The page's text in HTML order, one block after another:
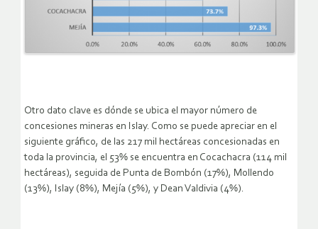
Otro dato clave es dónde se ubica el mayor número de
concesiones mineras en Islay. Como se puede apreciar en el
siguiente gráfico, de las 217 mil hectáreas concesionadas en
toda la provincia, el 53% se encuentra en Cocachacra (114 mil
hectáreas), seguida de Punta de Bombón (17%), Mollendo
(13%), Islay (8%), Mejía (5%), y Dean Valdivia (4%).